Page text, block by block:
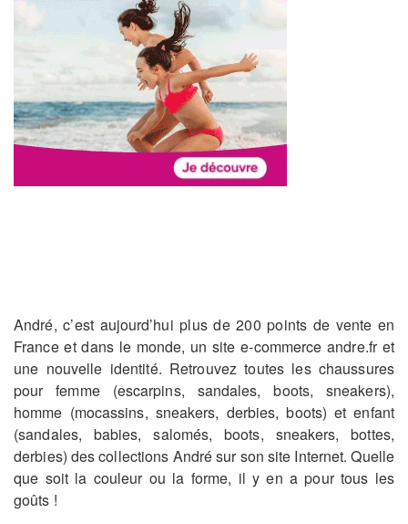
André, c’est aujourd’hui plus de 200 points de vente en
France et dans le monde, un site e-commerce andre.fr et
une nouvelle identité. Retrouvez toutes les chaussures
pour femme (escarpins, sandales, boots, sneakers),
homme (mocassins, sneakers, derbies, boots) et enfant
(sandales, babies, salomés, boots, sneakers, bottes,
derbies) des collections André sur son site Internet. Quelle
que soit la couleur ou la forme, il y en a pour tous les
goûts !